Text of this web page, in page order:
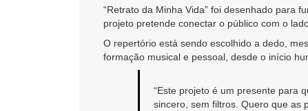
“Retrato da Minha Vida” foi desenhado para
projeto pretende conectar o público com o
O repertório está sendo escolhido a dedo,
formação musical e pessoal, desde o início
“Este projeto é um presente para
sincero, sem filtros. Quero que as